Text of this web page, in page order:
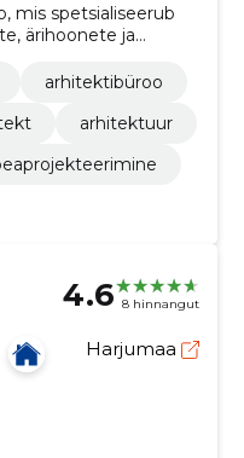
mis spetsialiseerub
ärihoonete ja
arhitektibüroo
arhitektuur
4.6 8 hinnangut
Harjumaa